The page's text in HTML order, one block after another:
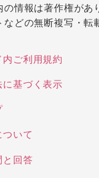
の情報は著作権があ
どの無断複写・転
ご利用規約
基づく表示
いて
と回答